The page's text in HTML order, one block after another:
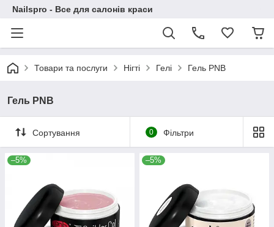
Nailspro - Все для салонів краси
Товари та послуги Нігті Гелі Гель PNB
Гель PNB
Сортування 0 Фільтри
–5% –5%